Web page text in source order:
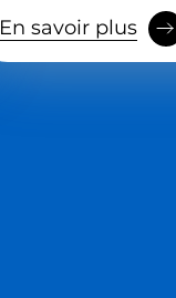
En savoir plus